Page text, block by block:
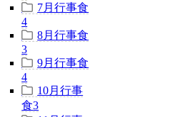
7月行事食
4
8月行事食
3
9月行事食
4
10月行事
食3